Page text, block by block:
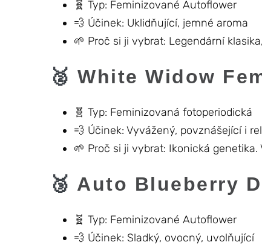
🧬 Typ: Feminizované Autoflower
💨 Účinek: Uklidňující, jemné aroma
🌱 Proč si ji vybrat: Legendární
🥈 White Widow
🧬 Typ: Feminizovaná fotoperiodická
💨 Účinek: Vyvážený, povznášející i
🌱 Proč si ji vybrat: Ikonická
🥉 Auto Blueberry
🧬 Typ: Feminizované Autoflower
💨 Účinek: Sladký, ovocný, uvolňující